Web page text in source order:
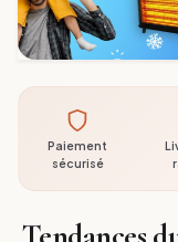
Paiement
sécurisé